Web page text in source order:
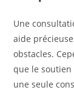
Une
aide
obstacles.
que le soutien
une seule